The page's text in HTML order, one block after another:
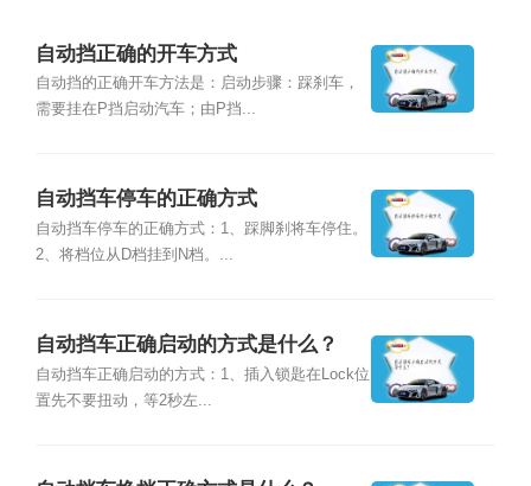
自动挡正确的开车方式
自动挡的正确开车方法是：启动步骤：踩刹车，
需要挂在P挡启动汽车；由P挡...
自动挡车停车的正确方式
自动挡车停车的正确方式：1、踩脚刹将车停住。
2、将档位从D档挂到N档。...
自动挡车正确启动的方式是什么？
自动挡车正确启动的方式：1、插入锁匙在Lock位
置先不要扭动，等2秒左...